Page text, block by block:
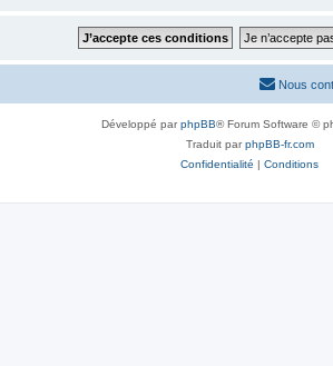
Nous
Développé parphpBB® Forum Software ©
Traduit parphpBB-fr.com
Confidentialité | Conditions